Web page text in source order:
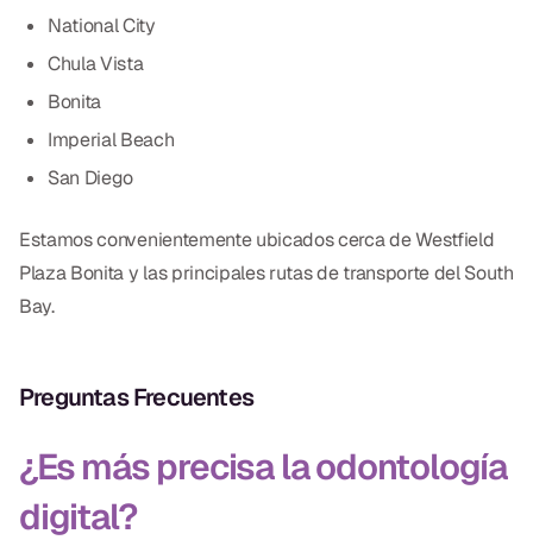
National City
Chula Vista
Bonita
Imperial Beach
San Diego
Estamos convenientemente ubicados cerca de Westfield
Plaza Bonita y las principales rutas de transporte del South
Bay.
Preguntas Frecuentes
¿Es más precisa la odontología
digital?